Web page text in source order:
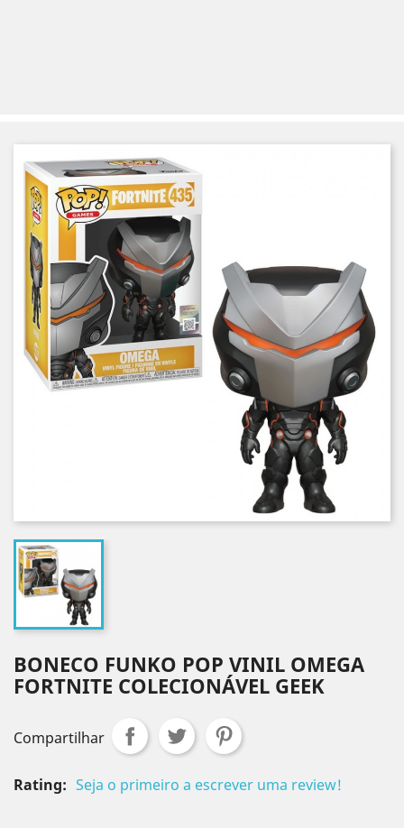
BONECO FUNKO POP VINIL OMEGA
FORTNITE COLECIONÁVEL GEEK
Compartilhar
Rating: Seja o primeiro a escrever uma review!